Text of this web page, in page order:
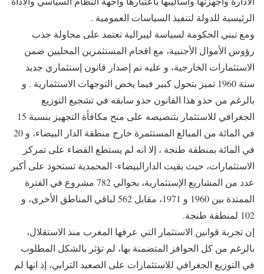
الرئيسية للدولة لتنفيذ السياسات العمومية .
ومع تبني الحكومة لسياسة ليبرالية تعتمد على محاولة جذب
رؤوس الأموال الأجنبية، مع اقحام المستثمرين المحليين ضمن
الاستثمارات الخارجية، و عليه تم إصدار قانون إستثماري جديد
سنة 1960 تميز بتحول كبير فيما يخص التوجهات الاستثمارية . و
بالرغم من حذو هذا القانون حذو سابقه في تشجيع التوزيع
الجغرافي للاستثمار بتنصيصه على منح مكافأة التجهيز بنسبة 15
في المائة من المبالغ المستثمرة خارج منطقة الدار البيضاء، و 20
في المائة بمنطقة طنجة ، إلا انه لم يستطع القضاء على تمركز
الاستثمارات، حيث بقيت الدارالبيضاء- المحمدية تستحوذ على أكبر
عدد من المشاريع الإستثمارية، بحوالي 782 مشروع في الفترة
الممتدة بين 1960 و 1971، مقابل 562 لباقي المناطق الأخرى، و
102 لمنطقة طنجة.
إن تجربة قوانين الاستثمار التي عرفها المغرب منذ الاستقلال،
بالرغم من كل الحوافز المتضمنة بها، لم تؤثر بالشكل المطلوب
في التوزيع الجغرافي للاستثمارات على الصعيد الترابي، إذ انها لم